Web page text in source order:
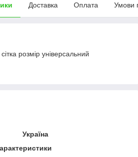
Доставка Оплата Умови
розмір універсальний
Україна